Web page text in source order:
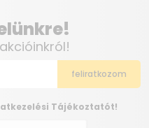
Tájékoztatót!